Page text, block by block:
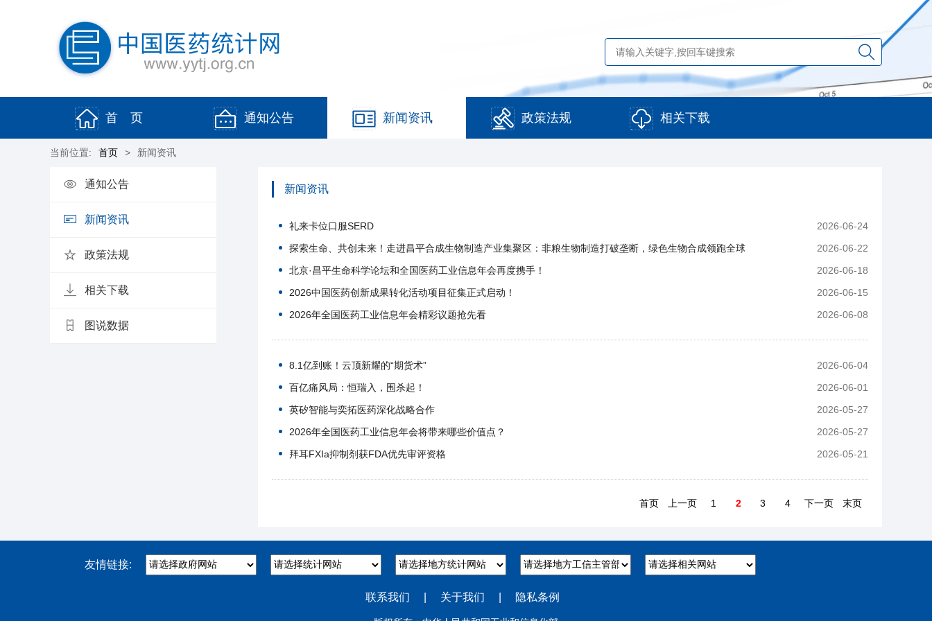
首 页 通知公告 新闻资讯 政策法规 相关下载
当前位置: 首页 > 新闻资讯
通知公告
新闻资讯
政策法规
相关下载
图说数据
新闻资讯
礼来卡位口服SERD
2026-06-24
探索生命、共创未来！走进昌平合成生物制造产业集聚区：非粮生物制造打破垄断，绿色生物合成领跑全球
2026-06-22
北京·昌平生命科学论坛和全国医药工业信息年会再度携手！
2026-06-18
2026中国医药创新成果转化活动项目征集正式启动！
2026-06-15
2026年全国医药工业信息年会精彩议题抢先看
2026-06-08
8.1亿到账！云顶新耀的“期货术”
2026-06-04
百亿痛风局：恒瑞入，围杀起！
2026-06-01
英矽智能与奕拓医药深化战略合作
2026-05-27
2026年全国医药工业信息年会将带来哪些价值点？
2026-05-27
拜耳FXIa抑制剂获FDA优先审评资格
2026-05-21
首页 上一页 1 2 3 4 下一页 末页
友情链接:
联系我们 关于我们 隐私条例